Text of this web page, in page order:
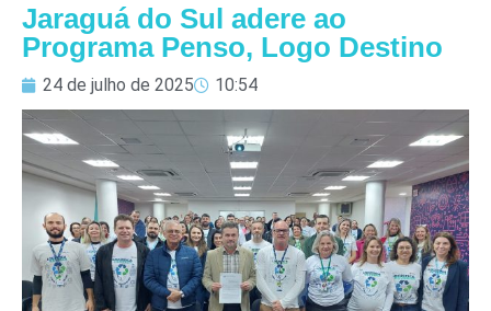
Jaraguá do Sul adere ao
Programa Penso, Logo Destino
24 de julho de 2025 10:54